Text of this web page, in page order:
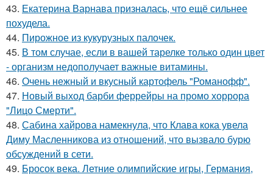
43. Екатерина Варнава призналась, что ещё сильнее
похудела.
44. Пирожное из кукурузных палочек.
45. В том случае, если в вашей тарелке только один цвет
- организм недополучает важные витамины.
46. Очень нежный и вкусный картофель "Романофф".
47. Новый выход барби феррейры на промо хоррора
"Лицо Смерти".
48. Сабина хайрова намекнула, что Клава кока увела
Диму Масленникова из отношений, что вызвало бурю
обсуждений в сети.
49. Бросок века. Летние олимпийские игры, Германия,